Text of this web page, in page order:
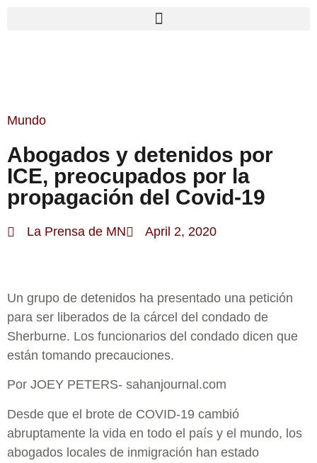
Mundo
Abogados y detenidos por
ICE, preocupados por la
propagación del Covid-19
La Prensa de MN April 2, 2020
Un grupo de detenidos ha presentado una petición
para ser liberados de la cárcel del condado de
Sherburne. Los funcionarios del condado dicen que
están tomando precauciones.
Por JOEY PETERS- sahanjournal.com
Desde que el brote de COVID-19 cambió
abruptamente la vida en todo el país y el mundo, los
abogados locales de inmigración han estado